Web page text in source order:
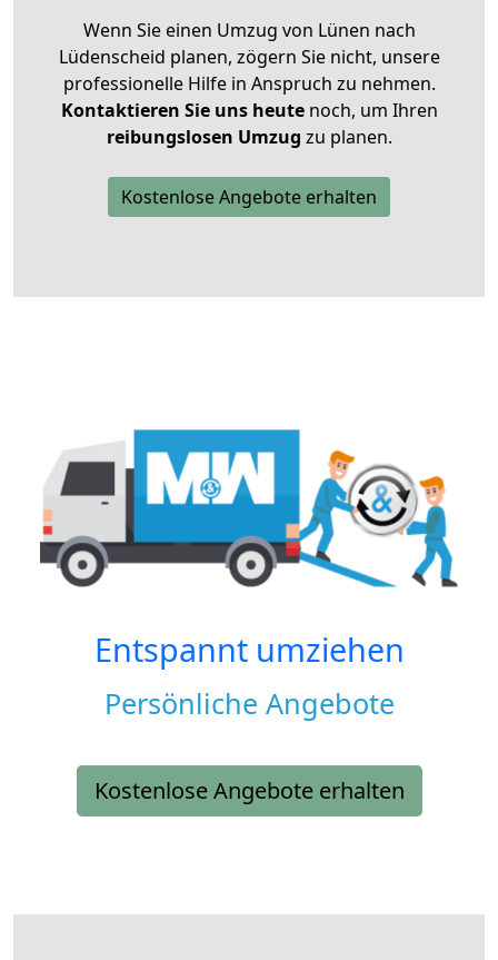
Wenn Sie einen Umzug von Lünen nach
Lüdenscheid planen, zögern Sie nicht, unsere
professionelle Hilfe in Anspruch zu nehmen.
Kontaktieren Sie uns heutenoch, um Ihren
reibungslosen Umzug zu planen.
Kostenlose Angebote erhalten
Entspannt umziehen
Persönliche Angebote
Kostenlose Angebote erhalten